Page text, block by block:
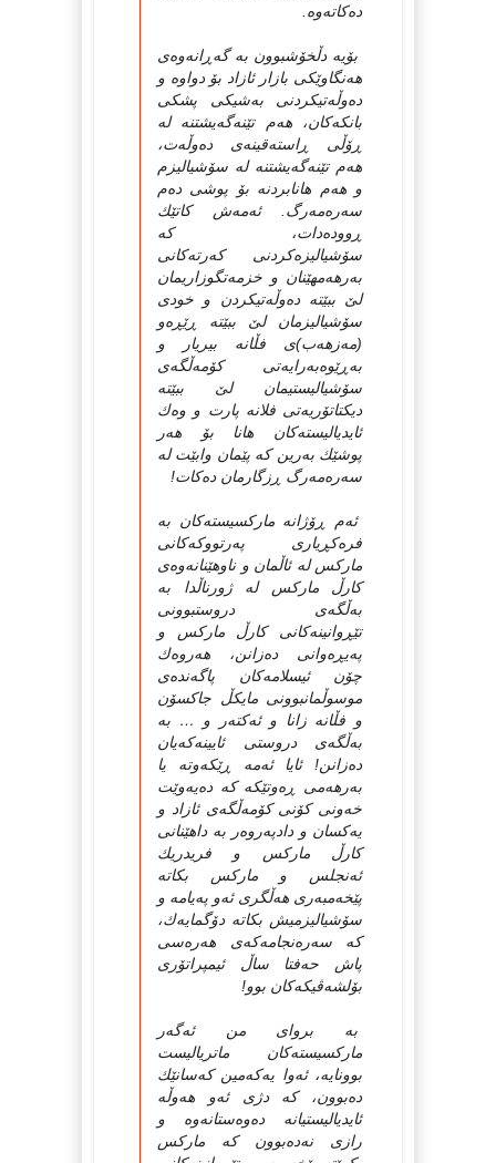
ده‌کاته‌وه‌.
بۆیه‌ دڵخۆشبوون به‌ گه‌ڕانه‌وه‌ی
هه‌نگاوێکی بازار ئازاد بۆ دواوه‌ و
ده‌وڵه‌تیکردنی به‌شیكی پشکی
بانکه‌کان، هه‌م تێنه‌گه‌یشتنه‌ له‌
ڕۆڵی ڕاسته‌قینه‌ی ده‌وڵه‌ت،
هه‌م تێنه‌گه‌یشتنه‌ له‌ سۆشیالیزم
و هه‌م هانابردنه‌ بۆ پوشی ده‌م
سه‌ره‌مه‌رگ. ئه‌مه‌ش کاتێك
ڕووده‌دات، که‌
سۆشیالیزه‌کردنی که‌رته‌کانی
به‌رهه‌مهێنان و خزمه‌تگوزاریمان
لێ ببێته‌ ده‌وڵه‌تیکردن و خودی
سۆشیالیزمان لێ ببێته‌ ڕێڕه‌و
(مه‌زهه‌ب)ی فڵانه‌ بیریار و
به‌ڕێوه‌به‌رایه‌تی کۆمه‌ڵگه‌ی
سۆشیالیستیمان لێ ببێته‌
دیکتاتۆریه‌تی فلانه‌ پارت و وه‌ك
ئایدیالیسته‌کان هانا بۆ هه‌ر
پوشێك به‌رین که‌ پێمان وابێت له
‌سه‌ره‌مه‌رگ ڕزگارمان ده‌کات!
ئه‌م ڕۆژانه‌ مارکسیسته‌کان به‌
فره‌کڕیاری په‌رتووکه‌کانی
مارکس له‌ ئاڵمان و ناوهێنانه‌وه‌ی
کارڵ مارکس له‌ ژورناڵدا به‌
به‌ڵگه‌ی دروستبوونی
تێڕوانینه‌کانی کارڵ مارکس و
په‌یڕه‌وانی ده‌زانن، هه‌روه‌ك
چۆن ئیسلامه‌کان پا‌گه‌نده‌ی
موسوڵمانبوونی مایکڵ جاکسۆن
و فڵانه‌ زانا و ئه‌کته‌ر و … به‌
به‌ڵگه‌ی دروستی ئایینه‌که‌یان
ده‌زانن! ئایا ئه‌مه‌ ڕێکه‌وته‌ یا
به‌رهه‌می ڕه‌وتێکه‌ که‌ ده‌یه‌وێت
خه‌ونی کۆنی کۆمه‌ڵگه‌ی ئازاد و
یه‌کسان و دادپه‌روه‌ر به‌ داهێنانی
کارڵ مارکس و فریدریك
ئه‌نجلس و مارکس بکاته‌
پێخه‌مبه‌ری هه‌ڵگری ئه‌و په‌یامه‌ و
سۆشیالیزمیش بکاته‌ دۆگمایه‌ك،
که‌ سه‌ره‌نجامه‌که‌ی هه‌ره‌سی
پاش حه‌فتا ساڵ ئیمپراتۆری
بۆلشه‌ڤیکه‌کان بوو!
به‌ بروای من ئه‌گه‌ر
مارکسیسته‌کان ماتریالیست
بوونایه‌، ئه‌وا یه‌که‌مین که‌سانێك
ده‌بوون، که‌ دژی ئه‌و هه‌وڵه‌
ئایدیالیستیانه‌ ده‌وه‌ستانه‌وه‌ و
رازی نه‌ده‌بوون که‌ مارکس